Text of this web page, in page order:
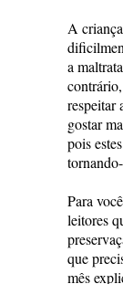
A
a
respeitar
gostar
pois
Para
leitores
que
mês